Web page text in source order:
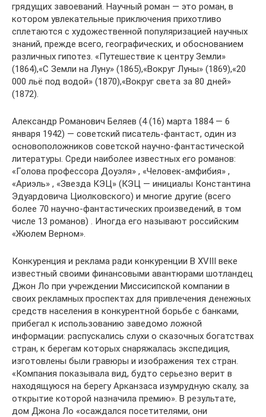
грядущих завоеваний. Научный роман — это роман, в
котором увлекательные приключения прихотливо
сплетаются с художественной популяризацией научных
знаний, прежде всего, географических, и обоснованием
различных гипотез. «Путешествие к центру Земли»
(1864),«С Земли на Луну» (1865),«Вокруг Луны» (1869),«20
000 льё под водой» (1870),«Вокруг света за 80 дней»
(1872).
Александр Романович Беляев (4 (16) марта 1884 — 6
января 1942) — советский писатель-фантаст, один из
основоположников советской научно-фантастической
литературы. Среди наиболее известных его романов:
«Голова профессора Доуэля» , «Человек-амфибия» ,
«Ариэль» , «Звезда КЭЦ» (КЭЦ — инициалы Константина
Эдуардовича Циолковского) и многие другие (всего
более 70 научно-фантастических произведений, в том
числе 13 романов) . Иногда его называют российским
«Жюлем Верном».
Конкуренция и реклама ради конкуренции В XVIII веке
известный своими финансовыми авантюрами шотландец
Джон Ло при учреждении Миссисипской компании в
своих рекламных проспектах для привлечения денежных
средств населения в конкурентной борьбе с банками,
прибегал к использованию заведомо ложной
информации: распускались слухи о сказочных богатствах
стран, к берегам которых снаряжалась экспедиция,
изготовлены были гравюры и изображения тех стран.
«Компания показывала вид, будто серьезно верит в
находящуюся на берегу Арканзаса изумрудную скалу, за
открытие которой назначила премию». В результате,
дом Джона Ло «осаждался посетителями, они